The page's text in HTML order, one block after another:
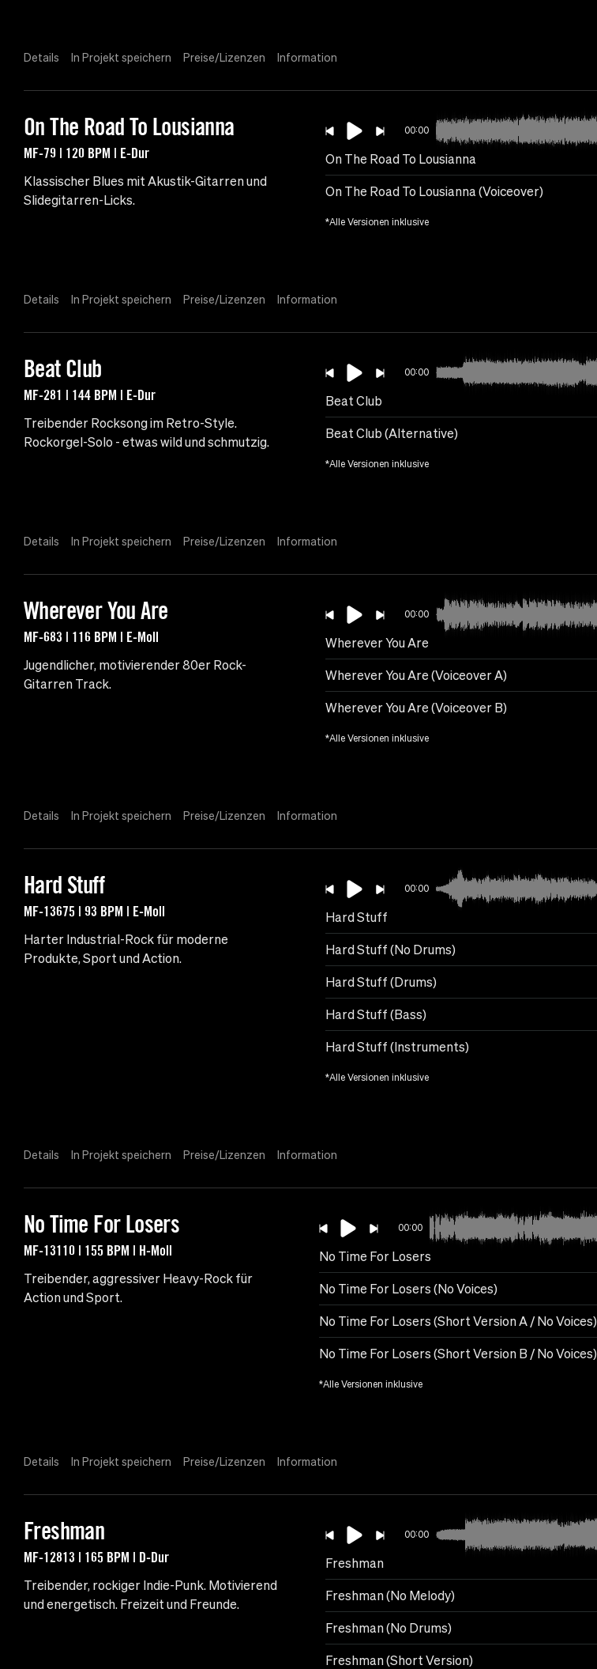
Details In Projekt speichern Preise/Lizenzen Information
On The Road To Lousianna
MF-79 | 120 BPM | E-Dur
Klassischer Blues mit Akustik-Gitarren und
Slidegitarren-Licks.
00:00
On The Road To Lousianna
On The Road To Lousianna (Voiceover)
*Alle Versionen inklusive
Details In Projekt speichern Preise/Lizenzen Information
Beat Club
MF-281 | 144 BPM | E-Dur
Treibender Rocksong im Retro-Style.
Rockorgel-Solo - etwas wild und schmutzig.
00:00
Beat Club
Beat Club (Alternative)
*Alle Versionen inklusive
Details In Projekt speichern Preise/Lizenzen Information
Wherever You Are
MF-683 | 116 BPM | E-Moll
Jugendlicher, motivierender 80er Rock-
Gitarren Track.
00:00
Wherever You Are
Wherever You Are (Voiceover A)
Wherever You Are (Voiceover B)
*Alle Versionen inklusive
Details In Projekt speichern Preise/Lizenzen Information
Hard Stuff
MF-13675 | 93 BPM | E-Moll
Harter Industrial-Rock für moderne
Produkte, Sport und Action.
00:00
Hard Stuff
Hard Stuff (No Drums)
Hard Stuff (Drums)
Hard Stuff (Bass)
Hard Stuff (Instruments)
*Alle Versionen inklusive
Details In Projekt speichern Preise/Lizenzen Information
No Time For Losers
MF-13110 | 155 BPM | H-Moll
Treibender, aggressiver Heavy-Rock für
Action und Sport.
00:00
No Time For Losers
No Time For Losers (No Voices)
No Time For Losers (Short Version A / No Voices)
No Time For Losers (Short Version B / No Voices)
*Alle Versionen inklusive
Details In Projekt speichern Preise/Lizenzen Information
Freshman
MF-12813 | 165 BPM | D-Dur
Treibender, rockiger Indie-Punk. Motivierend
und energetisch. Freizeit und Freunde.
00:00
Freshman
Freshman (No Melody)
Freshman (No Drums)
Freshman (Short Version)